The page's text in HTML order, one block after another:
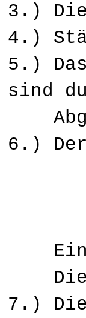
3.)
4.)
5.)
sind
6.)
9
1
Die
7.)